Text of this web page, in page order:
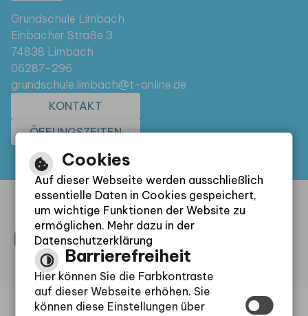
Grundschule Limbach
Einbacher Straße 3
74838 Limbach
06287-296
grundschule.limbach@t-online.de
KONTAKT
ÖFFUNGSZEITEN
Cookies
Auf dieser Webseite werden ausschließlich
essentielle Daten in Cookies gespeichert,
um wichtige Funktionen der Website zu
ermöglichen. Mehr dazu in der
Datenschutzerklärung
Barrierefreiheit
Hier können Sie die Farbkontraste
auf dieser Webseite erhöhen. Sie
können diese Einstellungen über